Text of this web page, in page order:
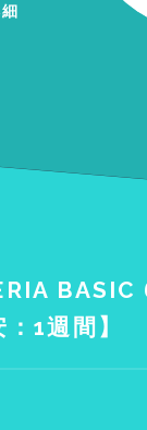
BASIC
1週間】